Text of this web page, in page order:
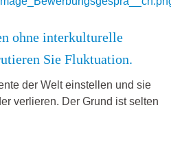
ohne interkulturelle
Sie Fluktuation.
der Welt einstellen und sie
verlieren. Der Grund ist selten